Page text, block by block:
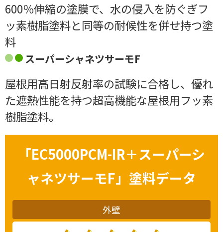
600％伸縮の塗膜で、水の侵入を防ぐぎフ
ッ素樹脂塗料と同等の耐候性を併せ持つ塗
料
スーパーシャネツサーモF
屋根用高日射反射率の試験に合格し、優れ
た遮熱性能を持つ超高機能な屋根用フッ素
樹脂塗料。
「EC5000PCM-IR＋スーパーシ
ャネツサーモF」塗料データ
外壁